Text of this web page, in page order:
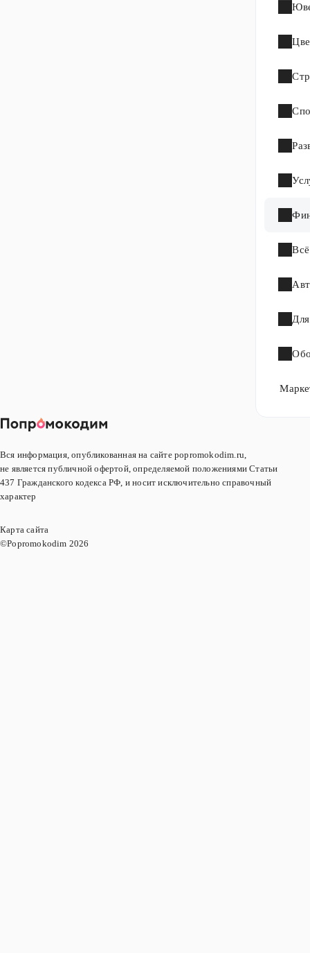
©Popromokodim 2026
Карта сайта
Вся информация, опубликованная на сайте popromokodim.ru,
не является публичной офертой, определяемой положениями Статьи
437 Гражданского кодекса РФ, и носит исключительно справочный
характер